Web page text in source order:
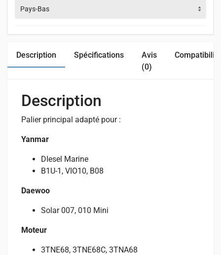
Pays-Bas
Description Spécifications
Avis
(0)
Compatibilité
Description
Palier principal adapté pour :
Yanmar
DIesel Marine
B1U-1, VIO10, B08
Daewoo
Solar 007, 010 Mini
Moteur
3TNE68, 3TNE68C, 3TNA68